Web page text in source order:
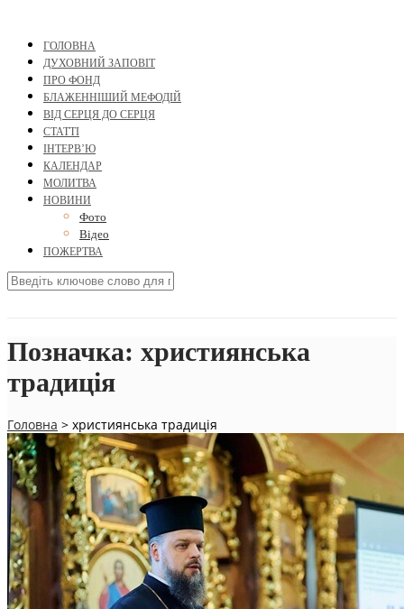
ГОЛОВНА
ДУХОВНИЙ ЗАПОВІТ
ПРО ФОНД
БЛАЖЕННІШИЙ МЕФОДІЙ
ВІД СЕРЦЯ ДО СЕРЦЯ
СТАТТІ
ІНТЕРВ’Ю
КАЛЕНДАР
МОЛИТВА
НОВИНИ
Фото
Відео
ПОЖЕРТВА
Позначка: християнська
традиція
Головна > християнська традиція